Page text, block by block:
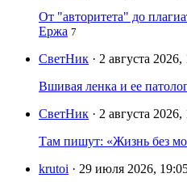
От "авторитета" до
Ержа 7
СветНик · 2 августа 2026,
Вшивая ленка и ее
СветНик · 2 августа 2026,
Там пишут: «Жизнь без
krutoi · 29 июля 2026,